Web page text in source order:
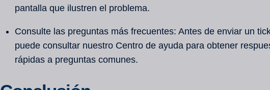
pantalla que ilustren el problema.
Consulte las preguntas más frecuentes: Antes de enviar un
puede consultar nuestro Centro de ayuda para obtener
rápidas a preguntas comunes.